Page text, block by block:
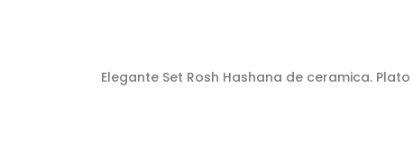
Elegante Set Rosh Hashana de ceramica.